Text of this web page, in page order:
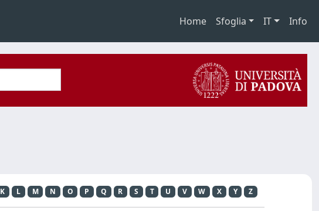
Home Sfoglia IT Info
K L M N O P Q R S T U V W X Y Z